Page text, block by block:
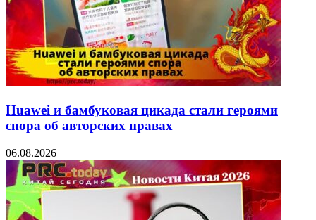
Huawei и бамбуковая цикада стали героями
спора об авторских правах
06.08.2026